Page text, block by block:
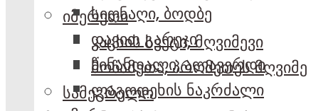
იმერეთი
კაცხის სვეტი, მღვიმევი
მოწამეთა, პრომეთეს მღვიმე
სამეგრელო
სიღნაღი, ბოდბე
დავით გარეჯი
წინანდალი, ალავერდი
ლაგოდეხის ნაკრძალი